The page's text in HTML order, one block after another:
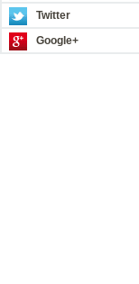
Twitter
Google+